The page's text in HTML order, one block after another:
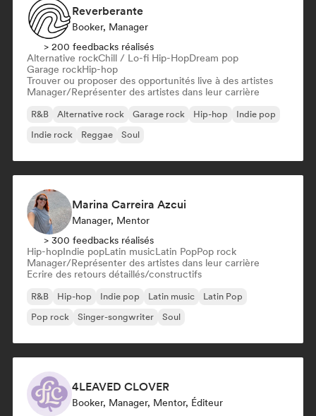
Reverberante
Booker, Manager
> 200 feedbacks réalisés
Alternative rockChill / Lo-fi Hip-HopDream pop
Garage rockHip-hop
Trouver ou proposer des opportunités live à des artistes
Manager/Représenter des artistes dans leur carrière
R&B Alternative rock Garage rock Hip-hop
Indie pop
Indie rock
Reggae Soul
Marina Carreira Azcui
Manager, Mentor
> 300 feedbacks réalisés
Hip-hopIndie popLatin musicLatin PopPop rock
Manager/Représenter des artistes dans leur carrière
Ecrire des retours détaillés/constructifs
R&B Hip-hop Indie pop Latin music
Latin Pop
Pop rock
Singer-songwriter Soul
4LEAVED CLOVER
Booker, Manager, Mentor, Éditeur